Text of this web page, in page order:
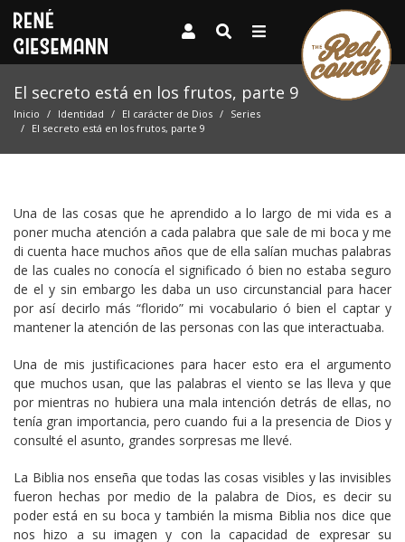
El secreto está en los frutos, parte 9
Inicio Identidad El carácter de Dios
Series
El secreto está en los frutos, parte 9
Una de las cosas que he aprendido a lo largo de mi vida es a
poner mucha atención a cada palabra que sale de mi boca y me
di cuenta hace muchos años que de ella salían muchas palabras
de las cuales no conocía el significado ó bien no estaba seguro
de el y sin embargo les daba un uso circunstancial para hacer
por así decirlo más “florido” mi vocabulario ó bien el captar y
mantener la atención de las personas con las que interactuaba.
Una de mis justificaciones para hacer esto era el argumento
que muchos usan, que las palabras el viento se las lleva y que
por mientras no hubiera una mala intención detrás de ellas, no
tenía gran importancia, pero cuando fui a la presencia de Dios y
consulté el asunto, grandes sorpresas me llevé.
La Biblia nos enseña que todas las cosas visibles y las invisibles
fueron hechas por medio de la palabra de Dios, es decir su
poder está en su boca y también la misma Biblia nos dice que
nos hizo a su imagen y con la capacidad de expresar su